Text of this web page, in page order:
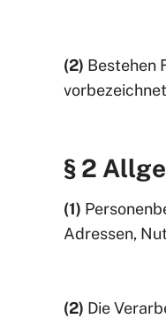
(2) Bestehen
§ 2
(1)
Adressen,
(2) Die